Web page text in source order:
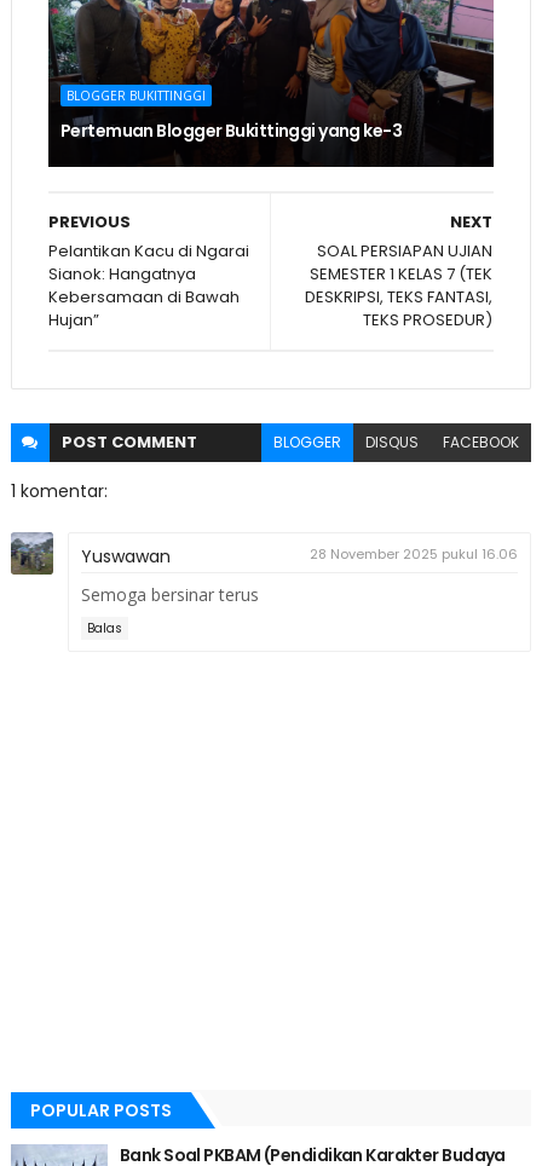
BLOGGER BUKITTINGGI
Pertemuan Blogger Bukittinggi yang ke-3
NEXT
SOAL PERSIAPAN UJIAN
SEMESTER 1 KELAS 7 (TEK
DESKRIPSI, TEKS FANTASI,
TEKS PROSEDUR)
PREVIOUS
Pelantikan Kacu di Ngarai
Sianok: Hangatnya
Kebersamaan di Bawah
Hujan”
POST COMMENT BLOGGER DISQUS FACEBOOK
1 komentar:
Yuswawan 28 November 2025 pukul 16.06
Semoga bersinar terus
Balas
POPULAR POSTS
Bank Soal PKBAM (Pendidikan Karakter Budaya